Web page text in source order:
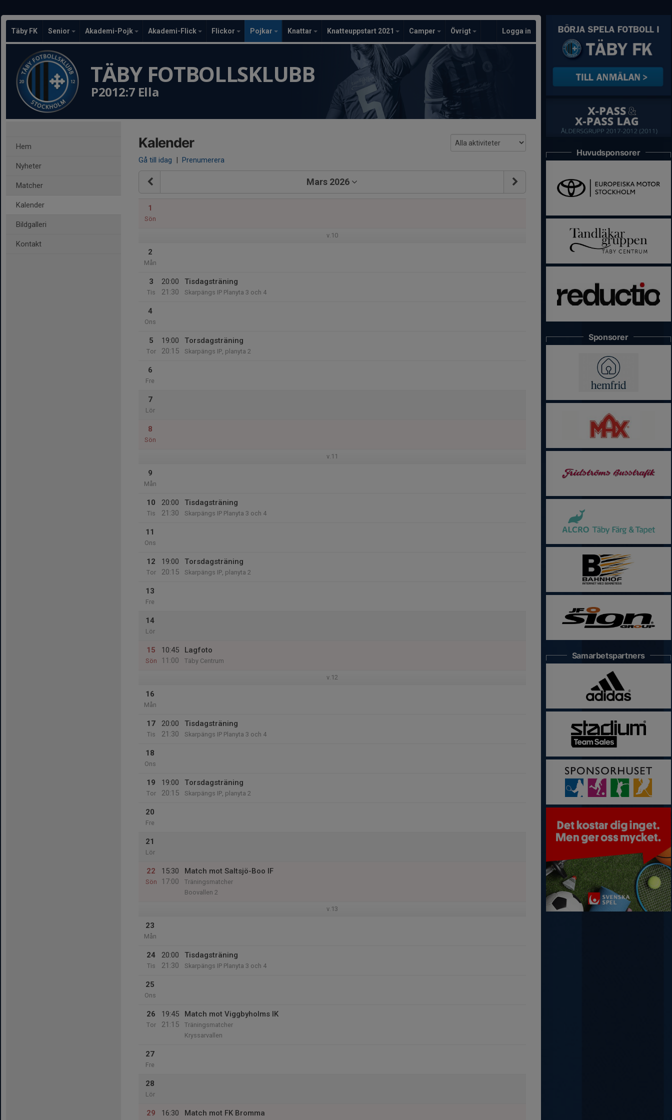
Täby FK Senior Akademi-Pojk Akademi-Flick Flickor Pojkar Knattar Knatteuppstart 2021 Camper Övrigt Logga in
TÄBY FOTBOLLSKLUBB
P2012:7 Ella
Hem
Nyheter
Matcher
Kalender
Bildgalleri
Kontakt
Kalender
Gå till idag | Prenumerera
Mars 2026
1
Sön
v.10
2
Mån
3
Tis
20:00
21:30
Tisdagsträning
Skarpängs IP Planyta 3 och 4
4
Ons
5
Tor
19:00
20:15
Torsdagsträning
Skarpängs IP, planyta 2
6
Fre
7
Lör
8
Sön
v.11
9
Mån
10
Tis
20:00
21:30
Tisdagsträning
Skarpängs IP Planyta 3 och 4
11
Ons
12
Tor
19:00
20:15
Torsdagsträning
Skarpängs IP, planyta 2
13
Fre
14
Lör
15
Sön
10:45
11:00
Lagfoto
Täby Centrum
v.12
16
Mån
17
Tis
20:00
21:30
Tisdagsträning
Skarpängs IP Planyta 3 och 4
18
Ons
19
Tor
19:00
20:15
Torsdagsträning
Skarpängs IP, planyta 2
20
Fre
21
Lör
22
Sön
15:30
17:00
Match mot Saltsjö-Boo IF
Träningsmatcher
Boovallen 2
v.13
23
Mån
24
Tis
20:00
21:30
Tisdagsträning
Skarpängs IP Planyta 3 och 4
25
Ons
26
Tor
19:45
21:15
Match mot Viggbyholms IK
Träningsmatcher
Kryssarvallen
27
Fre
28
Lör
29
16:30
Match mot FK Bromma
Huvudsponsorer
Sponsorer
Samarbetspartners